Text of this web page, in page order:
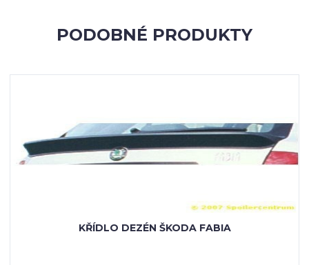
PODOBNÉ PRODUKTY
KŘÍDLO DEZÉN ŠKODA FABIA